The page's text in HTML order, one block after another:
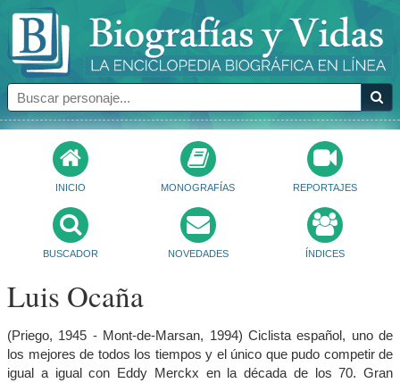
INICIO MONOGRAFÍAS REPORTAJES
BUSCADOR NOVEDADES ÍNDICES
Luis Ocaña
(Priego, 1945 - Mont-de-Marsan, 1994) Ciclista español, uno de
los mejores de todos los tiempos y el único que pudo competir de
igual a igual con Eddy Merckx en la década de los 70. Gran